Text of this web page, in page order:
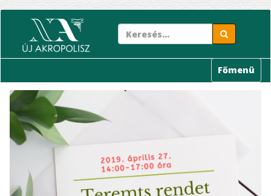
tartalomra
Főmenü